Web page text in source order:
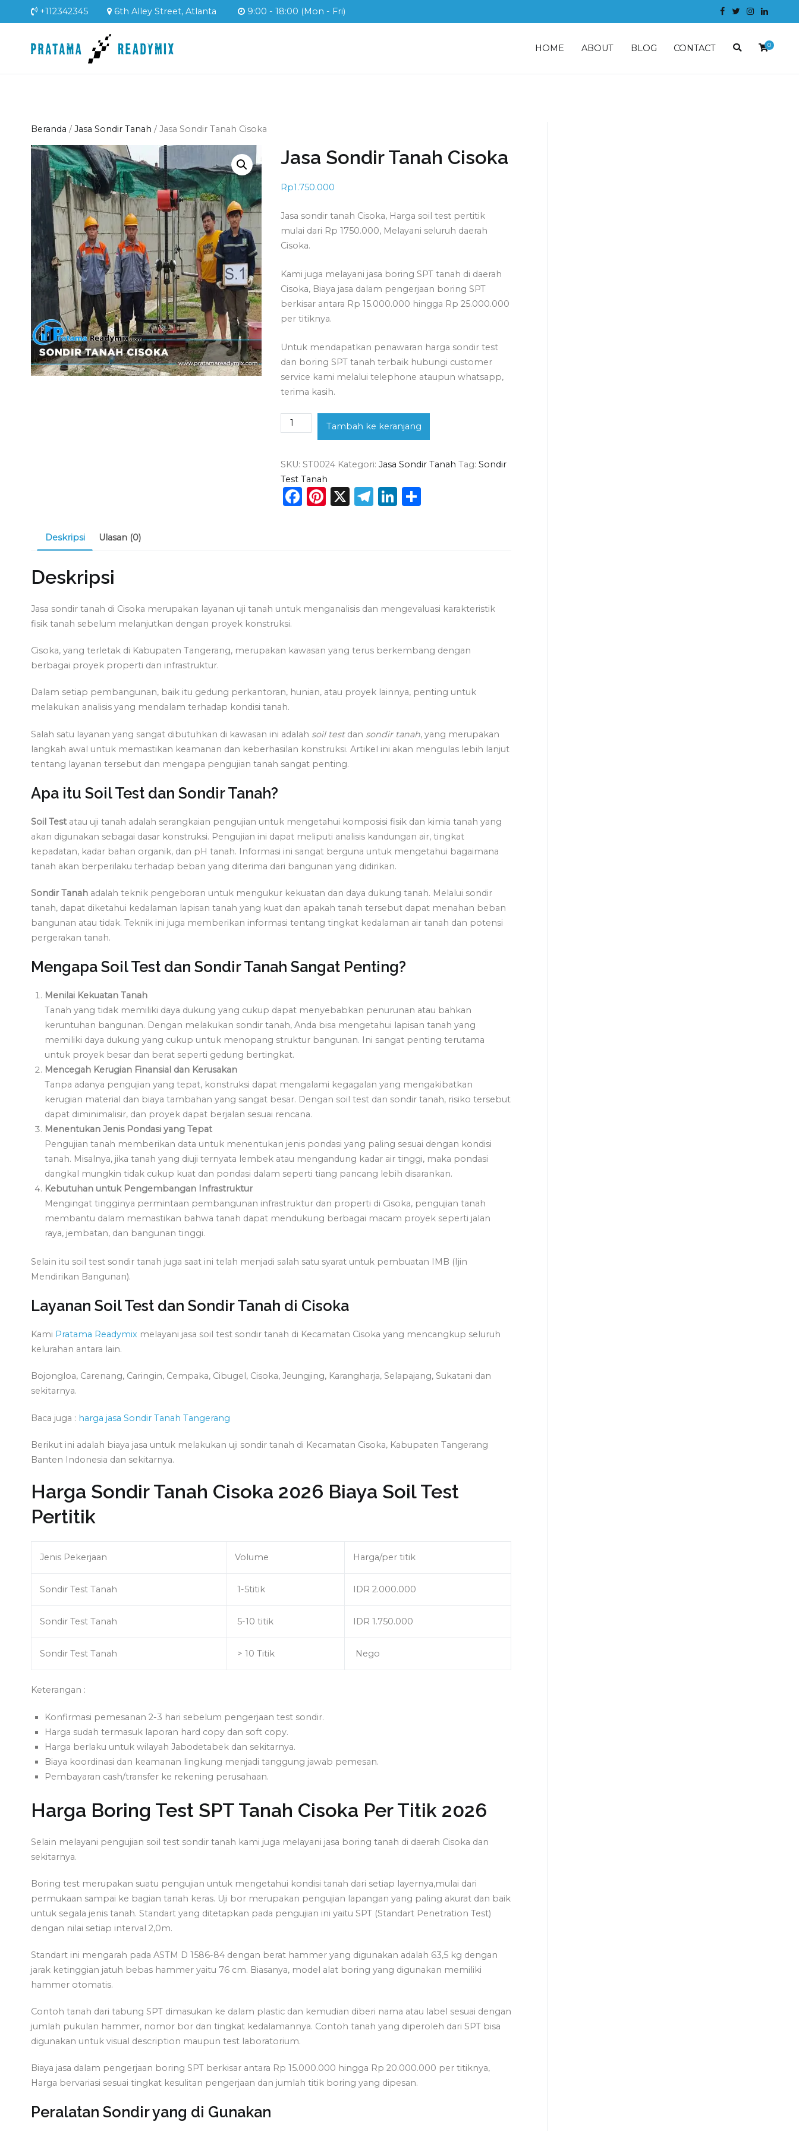
ke
+112342345 6th Alley Street, Atlanta 9:00 - 18:00 (Mon - Fri)
HOME ABOUT BLOG CONTACT 0
Beranda / Jasa Sondir Tanah / Jasa Sondir Tanah Cisoka
Jasa Sondir Tanah Cisoka
Rp1.750.000
Jasa sondir tanah Cisoka, Harga soil test pertitik
mulai dari Rp 1750.000, Melayani seluruh daerah
Cisoka.
Kami juga melayani jasa boring SPT tanah di daerah
Cisoka, Biaya jasa dalam pengerjaan boring SPT
berkisar antara Rp 15.000.000 hingga Rp 25.000.000
per titiknya.
Untuk mendapatkan penawaran harga sondir test
dan boring SPT tanah terbaik hubungi customer
service kami melalui telephone ataupun whatsapp,
terima kasih.
Kuantitas
Jasa
Tanah
Cisoka
Tambah ke keranjang
SKU:ST0024 Kategori:Jasa Sondir Tanah Tag:Sondir
Test Tanah
Facebook
Pinterest
X Telegram
LinkedIn
Deskripsi Ulasan (0)
Deskripsi
Jasa sondir tanah di Cisoka merupakan layanan uji tanah untuk menganalisis dan mengevaluasi karakteristik
fisik tanah sebelum melanjutkan dengan proyek konstruksi.
Cisoka, yang terletak di Kabupaten Tangerang, merupakan kawasan yang terus berkembang dengan
berbagai proyek properti dan infrastruktur.
Dalam setiap pembangunan, baik itu gedung perkantoran, hunian, atau proyek lainnya, penting untuk
melakukan analisis yang mendalam terhadap kondisi tanah.
Salah satu layanan yang sangat dibutuhkan di kawasan ini adalah soil testdan sondir tanah, yang merupakan
langkah awal untuk memastikan keamanan dan keberhasilan konstruksi. Artikel ini akan mengulas lebih lanjut
tentang layanan tersebut dan mengapa pengujian tanah sangat penting.
Apa itu Soil Test dan Sondir Tanah?
Soil Test atau uji tanah adalah serangkaian pengujian untuk mengetahui komposisi fisik dan kimia tanah yang
akan digunakan sebagai dasar konstruksi. Pengujian ini dapat meliputi analisis kandungan air, tingkat
kepadatan, kadar bahan organik, dan pH tanah. Informasi ini sangat berguna untuk mengetahui bagaimana
tanah akan berperilaku terhadap beban yang diterima dari bangunan yang didirikan.
Sondir Tanah adalah teknik pengeboran untuk mengukur kekuatan dan daya dukung tanah. Melalui sondir
tanah, dapat diketahui kedalaman lapisan tanah yang kuat dan apakah tanah tersebut dapat menahan beban
bangunan atau tidak. Teknik ini juga memberikan informasi tentang tingkat kedalaman air tanah dan potensi
pergerakan tanah.
Mengapa Soil Test dan Sondir Tanah Sangat Penting?
Menilai Kekuatan Tanah
Tanah yang tidak memiliki daya dukung yang cukup dapat menyebabkan penurunan atau bahkan
keruntuhan bangunan. Dengan melakukan sondir tanah, Anda bisa mengetahui lapisan tanah yang
memiliki daya dukung yang cukup untuk menopang struktur bangunan. Ini sangat penting terutama
untuk proyek besar dan berat seperti gedung bertingkat.
Mencegah Kerugian Finansial dan Kerusakan
Tanpa adanya pengujian yang tepat, konstruksi dapat mengalami kegagalan yang mengakibatkan
kerugian material dan biaya tambahan yang sangat besar. Dengan soil test dan sondir tanah, risiko tersebut
dapat diminimalisir, dan proyek dapat berjalan sesuai rencana.
Menentukan Jenis Pondasi yang Tepat
Pengujian tanah memberikan data untuk menentukan jenis pondasi yang paling sesuai dengan kondisi
tanah. Misalnya, jika tanah yang diuji ternyata lembek atau mengandung kadar air tinggi, maka pondasi
dangkal mungkin tidak cukup kuat dan pondasi dalam seperti tiang pancang lebih disarankan.
Kebutuhan untuk Pengembangan Infrastruktur
Mengingat tingginya permintaan pembangunan infrastruktur dan properti di Cisoka, pengujian tanah
membantu dalam memastikan bahwa tanah dapat mendukung berbagai macam proyek seperti jalan
raya, jembatan, dan bangunan tinggi.
Selain itu soil test sondir tanah juga saat ini telah menjadi salah satu syarat untuk pembuatan IMB (Ijin
Mendirikan Bangunan).
Layanan Soil Test dan Sondir Tanah di Cisoka
Kami Pratama Readymix melayani jasa soil test sondir tanah di Kecamatan Cisoka yang mencangkup seluruh
kelurahan antara lain.
Bojongloa, Carenang, Caringin, Cempaka, Cibugel, Cisoka, Jeungjing, Karangharja, Selapajang, Sukatani dan
sekitarnya.
Baca juga : harga jasa Sondir Tanah Tangerang
Berikut ini adalah biaya jasa untuk melakukan uji sondir tanah di Kecamatan Cisoka, Kabupaten Tangerang
Banten Indonesia dan sekitarnya.
Harga Sondir Tanah Cisoka 2026 Biaya Soil Test
Pertitik
Jenis Pekerjaan Volume Harga/per titik
Sondir Test Tanah 1-5titik IDR 2.000.000
Sondir Test Tanah 5-10 titik IDR 1.750.000
Sondir Test Tanah > 10 Titik Nego
Keterangan :
Konfirmasi pemesanan 2-3 hari sebelum pengerjaan test sondir.
Harga sudah termasuk laporan hard copy dan soft copy.
Harga berlaku untuk wilayah Jabodetabek dan sekitarnya.
Biaya koordinasi dan keamanan lingkung menjadi tanggung jawab pemesan.
Pembayaran cash/transfer ke rekening perusahaan.
Harga Boring Test SPT Tanah Cisoka Per Titik 2026
Selain melayani pengujian soil test sondir tanah kami juga melayani jasa boring tanah di daerah Cisoka dan
sekitarnya.
Boring test merupakan suatu pengujian untuk mengetahui kondisi tanah dari setiap layernya,mulai dari
permukaan sampai ke bagian tanah keras. Uji bor merupakan pengujian lapangan yang paling akurat dan baik
untuk segala jenis tanah. Standart yang ditetapkan pada pengujian ini yaitu SPT (Standart Penetration Test)
dengan nilai setiap interval 2,0m.
Standart ini mengarah pada ASTM D 1586-84 dengan berat hammer yang digunakan adalah 63,5 kg dengan
jarak ketinggian jatuh bebas hammer yaitu 76 cm. Biasanya, model alat boring yang digunakan memiliki
hammer otomatis.
Contoh tanah dari tabung SPT dimasukan ke dalam plastic dan kemudian diberi nama atau label sesuai dengan
jumlah pukulan hammer, nomor bor dan tingkat kedalamannya. Contoh tanah yang diperoleh dari SPT bisa
digunakan untuk visual description maupun test laboratorium.
Biaya jasa dalam pengerjaan boring SPT berkisar antara Rp 15.000.000 hingga Rp 20.000.000 per titiknya,
Harga bervariasi sesuai tingkat kesulitan pengerjaan dan jumlah titik boring yang dipesan.
Peralatan Sondir yang di Gunakan